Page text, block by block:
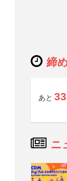
締
あと 33
ニ